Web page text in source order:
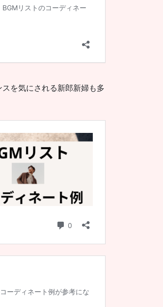
を気にされる新郎新婦も多